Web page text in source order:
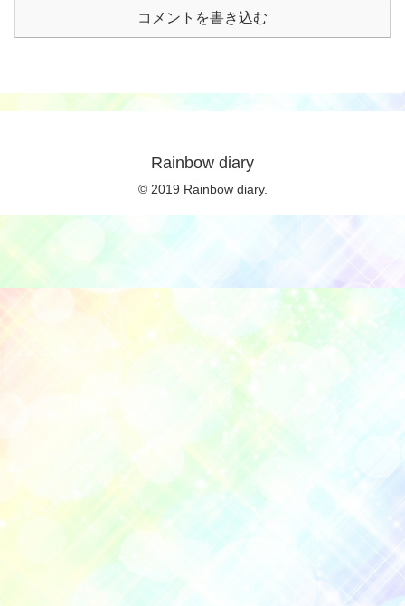
コメントを書き込む
Rainbow diary
© 2019 Rainbow diary.